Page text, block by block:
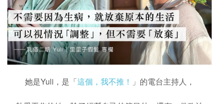
她是Yuli，是「這個，我不推！ 」的電台主持人，